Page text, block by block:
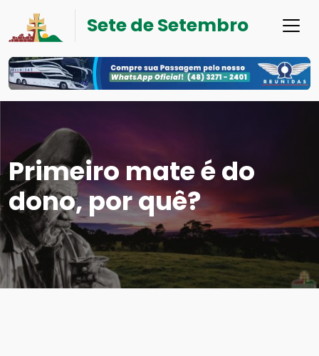
Sete de Setembro
Primeiro mate é do
dono, por quê?